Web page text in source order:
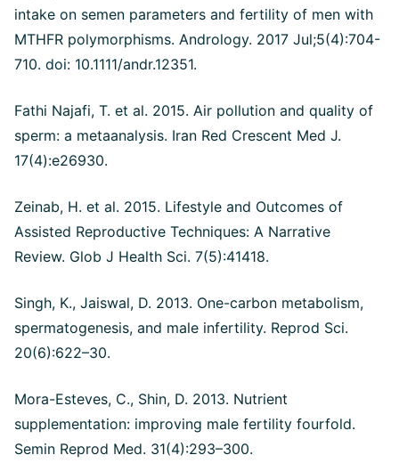
intake on semen parameters and fertility of men with
MTHFR polymorphisms. Andrology. 2017 Jul;5(4):704-
710. doi: 10.1111/andr.12351.
Fathi Najafi, T. et al. 2015. Air pollution and quality of
sperm: a metaanalysis. Iran Red Crescent Med J.
17(4):e26930.
Zeinab, H. et al. 2015. Lifestyle and Outcomes of
Assisted Reproductive Techniques: A Narrative
Review. Glob J Health Sci. 7(5):41418.
Singh, K., Jaiswal, D. 2013. One-carbon metabolism,
spermatogenesis, and male infertility. Reprod Sci.
20(6):622–30.
Mora-Esteves, C., Shin, D. 2013. Nutrient
supplementation: improving male fertility fourfold.
Semin Reprod Med. 31(4):293–300.